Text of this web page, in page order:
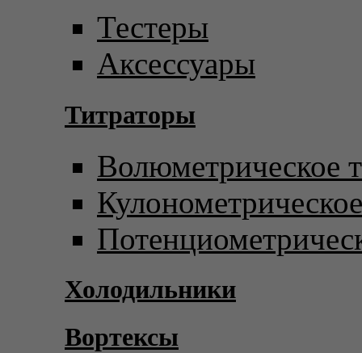
Тестеры
Аксессуары
Титраторы
Волюметрическое
Холодильники
Вортексы